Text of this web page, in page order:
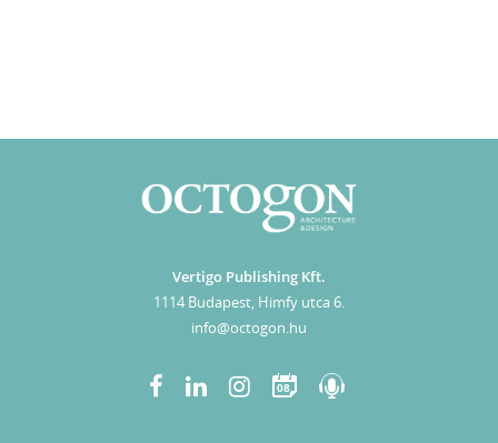
Vertigo Publishing Kft.
1114 Budapest, Himfy utca 6.
info@octogon.hu
08